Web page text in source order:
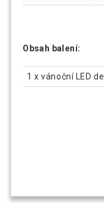
Obsah balení:
1 x vánoční LED